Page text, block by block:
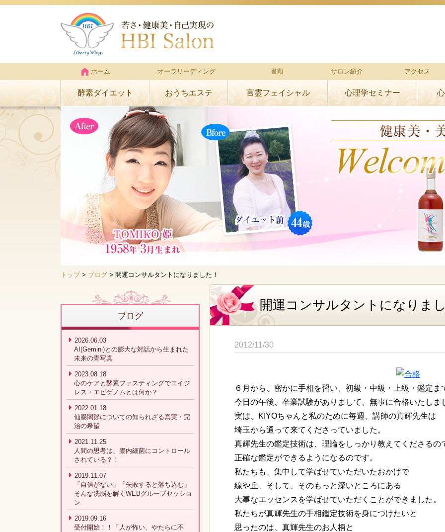
ホーム オーラリーディング 書籍 サロン紹介 アクセス
酵素ダイエット おうちエステ 言霊フェイシャル 心理学セミナー
トップ> ブログ > 開運コンサルタントになりました！
開運コンサルタントになりまし
2012/11/30
６月から、密かに手相を習い、初級・中級・上級・鑑定ま
今日の午後、卒業試験がありまして、無事に合格いたしま
実は、KIYOちゃんと私のために毎週、講師の真輝先生は
埼玉から通って来てくださっていました。
真輝先生の鑑定技術は、理論をしっかり教えてくださるの
正確な鑑定ができるようになるのです。
私たちも、集中して学ばせていただいたおかげで
線や丘、そして、そのもっと深いところにある
大事なエッセンスを学ばせていただくことができました。
私たちが真輝先生の手相鑑定技術を身につけたいと
思ったのは、真輝先生のお人柄と
ブログ
2026.06.03
AI(Gemini)との膨大な対話から生まれた
未来の青写真
2023.08.18
心のケアと酵素ファスティングでエイジ
レス・エピゲノムとは何か？
2022.01.18
仙腸関節についての知られざる真実・完
治の希望
2021.11.25
人間の思考は、腸内細菌にコントロール
されている？！
2019.11.07
「自信がない」「失敗すると落ち込む」
そんな洗脳を解くWEBグループセッショ
ン
2019.09.16
受付開始！！「人が怖い、やたらに不